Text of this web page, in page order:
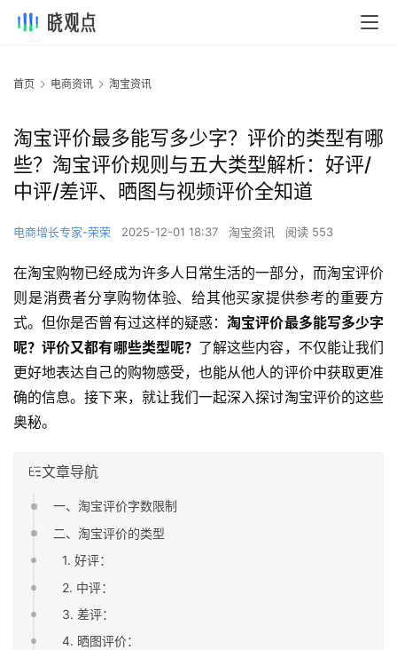
首页 电商资讯 淘宝资讯
淘宝评价最多能写多少字？评价的类型有哪
些？淘宝评价规则与五大类型解析：好评/
中评/差评、晒图与视频评价全知道
电商增长专家-荣荣 2025-12-01 18:37 淘宝资讯 阅读 553
在淘宝购物已经成为许多人日常生活的一部分，而淘宝评价
则是消费者分享购物体验、给其他买家提供参考的重要方
式。但你是否曾有过这样的疑惑：淘宝评价最多能写多少字
呢？评价又都有哪些类型呢？ 了解这些内容，不仅能让我们
更好地表达自己的购物感受，也能从他人的评价中获取更准
确的信息。接下来，就让我们一起深入探讨淘宝评价的这些
奥秘。
文章导航
一、淘宝评价字数限制
二、淘宝评价的类型
1. 好评：
2. 中评：
3. 差评：
4. 晒图评价：